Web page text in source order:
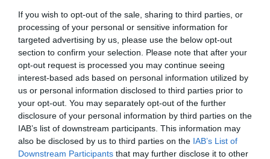
If you wish to opt-out of the sale, sharing to third parties, or
processing of your personal or sensitive information for
targeted advertising by us, please use the below opt-out
section to confirm your selection. Please note that after your
opt-out request is processed you may continue seeing
interest-based ads based on personal information utilized by
us or personal information disclosed to third parties prior to
your opt-out. You may separately opt-out of the further
disclosure of your personal information by third parties on the
IAB’s list of downstream participants. This information may
also be disclosed by us to third parties on the IAB’s List of
Downstream Participants that may further disclose it to other
Το ίδιο δεν ισχύει για την ζωή, η οποία έχει
αμέτρητες εκδοχές. Μπορείς να είσαι
ζωντανός αλλά μισοκοιμισμένος, ή να
μισοχάνεις τα χρόνια που περνάνε, όσο
πλήρως και να οξυγονώνεται το αίμα και ο
εγκέφαλος σου, όσο σταθερά και αν χτυπά η
καρδιά σου.
Ευτυχώς, αυτή η κατάσταση διορθώνεται.